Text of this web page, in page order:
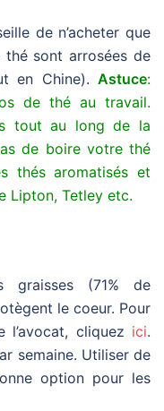
de n’acheter que
sont arrosées de
en Chine). Astuce:
de thé au travail.
tout au long de la
de boire votre thé
thés aromatisés et
Lipton, Tetley etc.
graisses (71% de
le coeur. Pour
cliquez ici.
semaine. Utiliser de
option pour les